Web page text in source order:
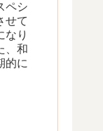
ペシ
せて
なり
、和
的に